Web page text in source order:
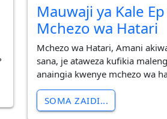
Mauwaji ya Kale
Mchezo wa Hatari
Mchezo wa Hatari, Amani
sana, je ataweza kufikia
anaingia kwenye mchezo wa
SOMA ZAIDI...